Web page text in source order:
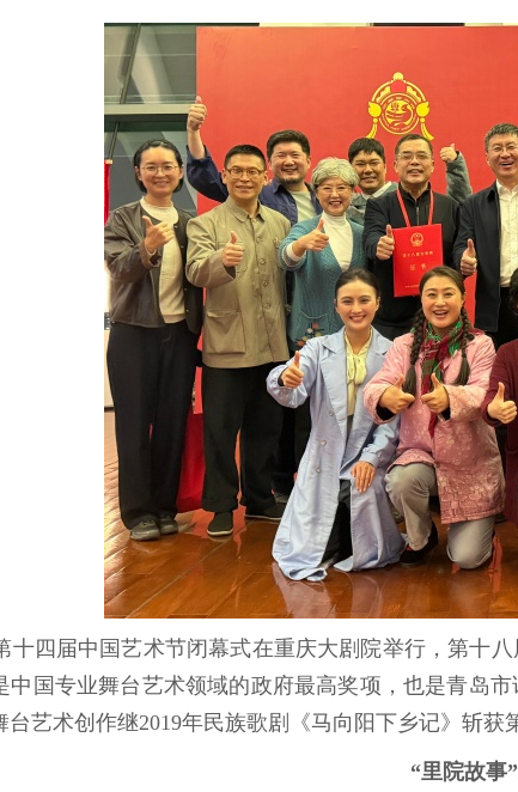
十四届中国艺术节闭幕式在重庆大剧院举行，第十
中国专业舞台艺术领域的政府最高奖项，也是青岛
台艺术创作继2019年民族歌剧《马向阳下乡记》斩获
“里院故事